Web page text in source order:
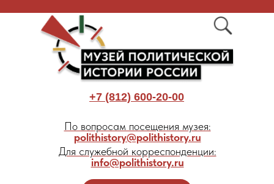
+7 (812) 600-20-00
По вопросам посещения музея:
polithistory@polithistory.ru
Для служебной корреспонденции:
info@polithistory.ru